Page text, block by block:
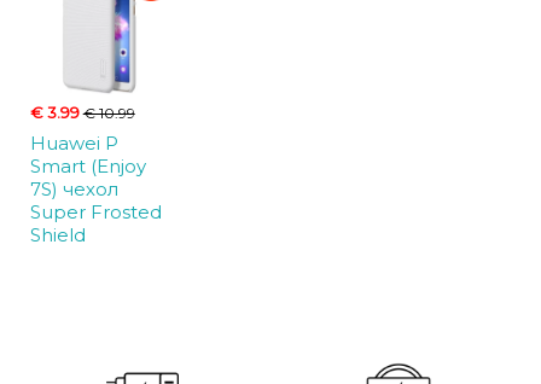
€ 3.99€ 10.99
Huawei P
Smart (Enjoy
7S) чехол
Super Frosted
Shield